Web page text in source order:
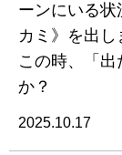
ーンにいる状
カミ》を出し
この時、「
か？
2025.10.17